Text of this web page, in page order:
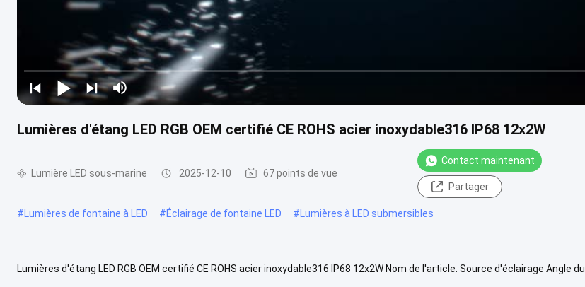
Lumières d'étang LED RGB OEM certifié CE ROHS acier inoxydable316 IP68 12x2W
Lumière LED sous-marine 2025-12-10 67 points de vue
Contact maintenant
Partager
#Lumières de fontaine à LED #Éclairage de fontaine LED #Lumières à LED submersibles
Lumières d'étang LED RGB OEM certifié CE ROHS acier inoxydable316 IP68 12x2W Nom de l'article. Source d'éclairage Angle du